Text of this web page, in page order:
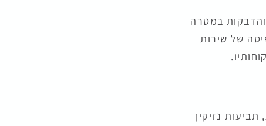
במטרה
של שירות
תביעות נזיקין